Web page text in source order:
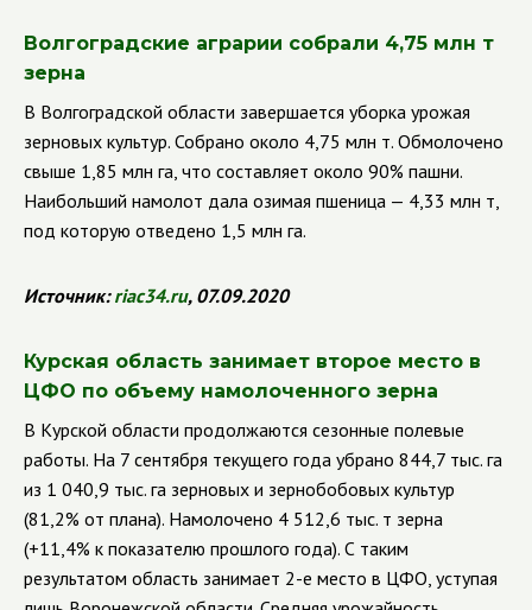
Волгоградские аграрии собрали 4,75 млн т
зерна
В Волгоградской области завершается уборка урожая
зерновых культур. Собрано около 4,75 млн т. Обмолочено
свыше 1,85 млн га, что составляет около 90% пашни.
Наибольший намолот дала озимая пшеница — 4,33 млн т,
под которую отведено 1,5 млн га.
Источник:riac34.ru, 07.09.2020
Курская область занимает второе место в
ЦФО по объему намолоченного зерна
В Курской области продолжаются сезонные полевые
работы. На 7 сентября текущего года убрано 844,7 тыс. га
из 1 040,9 тыс. га зерновых и зернобобовых культур
(81,2% от плана). Намолочено 4 512,6 тыс. т зерна
(+11,4% к показателю прошлого года). С таким
результатом область занимает 2-е место в ЦФО, уступая